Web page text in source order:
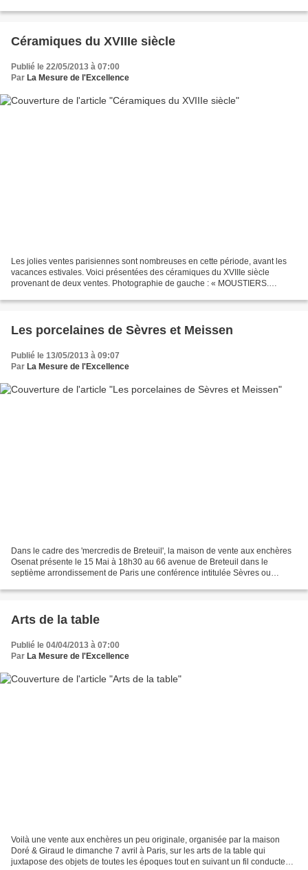
Céramiques du XVIIIe siècle
Publié le 22/05/2013 à 07:00
Par La Mesure de l'Excellence
Les jolies ventes parisiennes sont nombreuses en cette période, avant les
vacances estivales. Voici présentées des céramiques du XVIIIe siècle
provenant de deux ventes. Photographie de gauche : « MOUSTIERS.
Les porcelaines de Sèvres et Meissen
Publié le 13/05/2013 à 09:07
Par La Mesure de l'Excellence
Dans le cadre des 'mercredis de Breteuil', la maison de vente aux enchères
Osenat présente le 15 Mai à 18h30 au 66 avenue de Breteuil dans le
septième arrondissement de Paris une conférence intitulée Sèvres ou
Arts de la table
Publié le 04/04/2013 à 07:00
Par La Mesure de l'Excellence
Voilà une vente aux enchères un peu originale, organisée par la maison
Doré & Giraud le dimanche 7 avril à Paris, sur les arts de la table qui
juxtapose des objets de toutes les époques tout en suivant un fil conducteur,